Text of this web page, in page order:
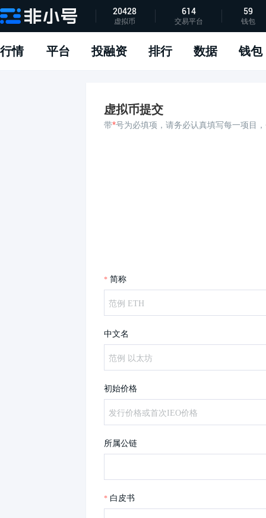
APP下载
指标说明
问题反馈
20428
虚拟币
614
交易平台
59
钱包
行情 平台 投融资 排行 数据 钱包
虚拟币提交
带*号为必填项，请务必认真填写每一项目
简称
中文名
初始价格
所属公链
白皮书